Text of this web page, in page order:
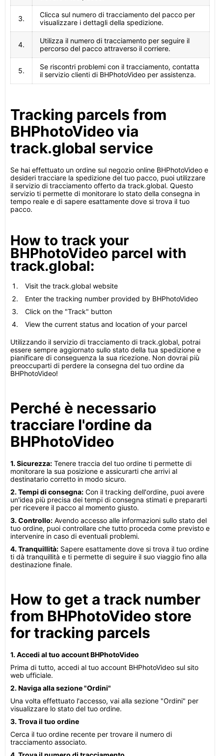
3.
Clicca sul numero di tracciamento del pacco per
visualizzare i dettagli della spedizione.
4.
Utilizza il numero di tracciamento per seguire il
percorso del pacco attraverso il corriere.
5.
Se riscontri problemi con il tracciamento, contatta
il servizio clienti di BHPhotoVideo per assistenza.
Tracking parcels from
BHPhotoVideo via
track.global service
Se hai effettuato un ordine sul negozio online BHPhotoVideo e
desideri tracciare la spedizione del tuo pacco, puoi utilizzare
il servizio di tracciamento offerto da track.global. Questo
servizio ti permette di monitorare lo stato della consegna in
tempo reale e di sapere esattamente dove si trova il tuo
pacco.
How to track your
BHPhotoVideo parcel with
track.global:
Visit the track.global website
Enter the tracking number provided by BHPhotoVideo
Click on the "Track" button
View the current status and location of your parcel
Utilizzando il servizio di tracciamento di track.global, potrai
essere sempre aggiornato sullo stato della tua spedizione e
pianificare di conseguenza la sua ricezione. Non dovrai più
preoccuparti di perdere la consegna del tuo ordine da
BHPhotoVideo!
Perché è necessario
tracciare l'ordine da
BHPhotoVideo
1. Sicurezza: Tenere traccia del tuo ordine ti permette di
monitorare la sua posizione e assicurarti che arrivi al
destinatario corretto in modo sicuro.
2. Tempi di consegna: Con il tracking dell'ordine, puoi avere
un'idea più precisa dei tempi di consegna stimati e prepararti
per ricevere il pacco al momento giusto.
3. Controllo: Avendo accesso alle informazioni sullo stato del
tuo ordine, puoi controllare che tutto proceda come previsto e
intervenire in caso di eventuali problemi.
4. Tranquillità: Sapere esattamente dove si trova il tuo ordine
ti dà tranquillità e ti permette di seguire il suo viaggio fino alla
destinazione finale.
How to get a track number
from BHPhotoVideo store
for tracking parcels
1. Accedi al tuo account BHPhotoVideo
Prima di tutto, accedi al tuo account BHPhotoVideo sul sito
web ufficiale.
2. Naviga alla sezione "Ordini"
Una volta effettuato l'accesso, vai alla sezione "Ordini" per
visualizzare lo stato del tuo ordine.
3. Trova il tuo ordine
Cerca il tuo ordine recente per trovare il numero di
tracciamento associato.